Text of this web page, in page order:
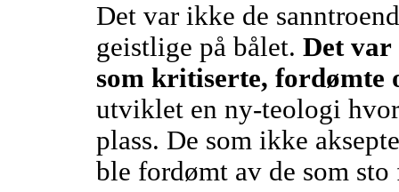
Det var ikke de
geistlige på bålet. Det var
som kritiserte, fordømte
utviklet en ny-teologi
plass. De som ikke
ble fordømt av de som